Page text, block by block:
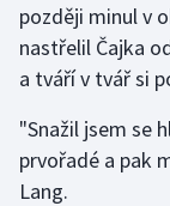
později minul v
nastřelil Čajka
a tváří v tvář si
"Snažil jsem se
prvořadé a pak
Lang.